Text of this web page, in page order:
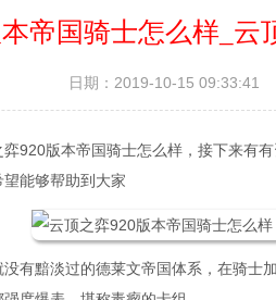
帝国骑士怎么样_云
日期：2019-10-15 09:33:41
920版本帝国骑士怎么样，接下来有
能够帮助到大家
有黯淡过的德莱文帝国体系，在骑